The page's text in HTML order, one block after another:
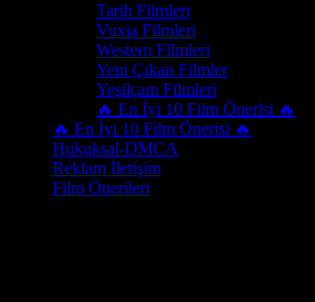
Tarih Filmleri
Vuxia Filmleri
Western Filmleri
Yeni Çıkan Filmler
Yeşilçam Filmleri
🔥 En İyi 10 Film Önerisi 🔥
🔥 En İyi 10 Film Önerisi 🔥
Hukuksal-DMCA
Reklam İletişim
Film Önerileri